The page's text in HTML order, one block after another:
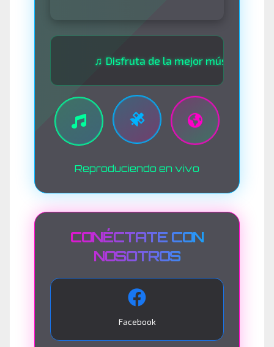
♫ Disfruta de la mejor música las 24
Reproduciendo en vivo
CONÉCTATE CON
NOSOTROS
Facebook